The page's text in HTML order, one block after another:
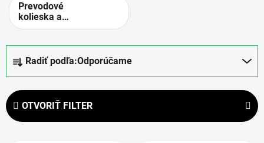
Prevodové
kolieska a
rozety -
prevody
e
n
Radiť podľa:Odporúčame
OTVORIŤ FILTER